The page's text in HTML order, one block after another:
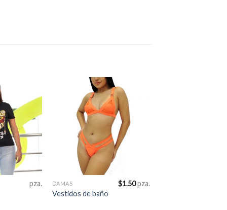
pza. DAMAS
Vestidos de baño
$1.50pza.